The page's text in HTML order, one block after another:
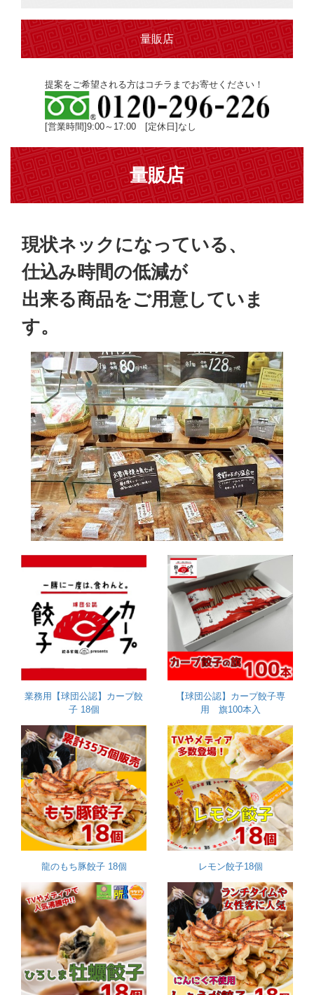
量販店
提案をご希望される方はコチラまでお寄せください！
[営業時間]9:00～17:00 [定休日]なし
量販店
現状ネックになっている、
仕込み時間の低減が
出来る商品をご用意していま
す。
業務用【球団公認】カープ餃
子 18個
【球団公認】カープ餃子専
用 旗100本入
龍のもち豚餃子 18個 レモン餃子18個